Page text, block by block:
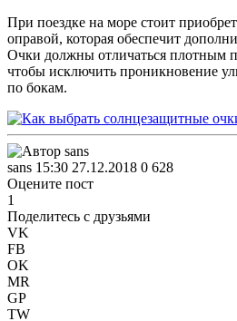
При поездке на море стоит
оправой, которая обеспечит
Очки должны отличаться плотным
чтобы исключить проникновение
по бокам.
sans 15:30 27.12.2018 0 628
Оцените пост
1
Поделитесь с друзьями
VK
FB
OK
MR
GP
TW